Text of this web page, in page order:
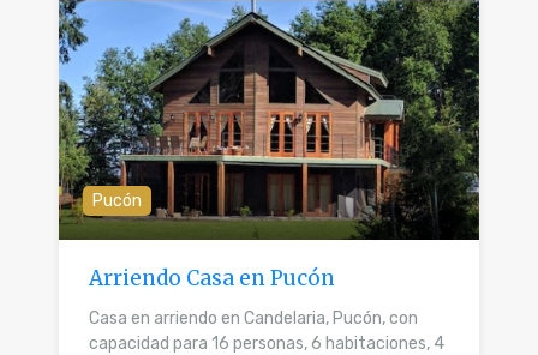
Pucón
Arriendo Casa en Pucón
Casa en arriendo en Candelaria, Pucón, con
capacidad para 16 personas, 6 habitaciones, 4